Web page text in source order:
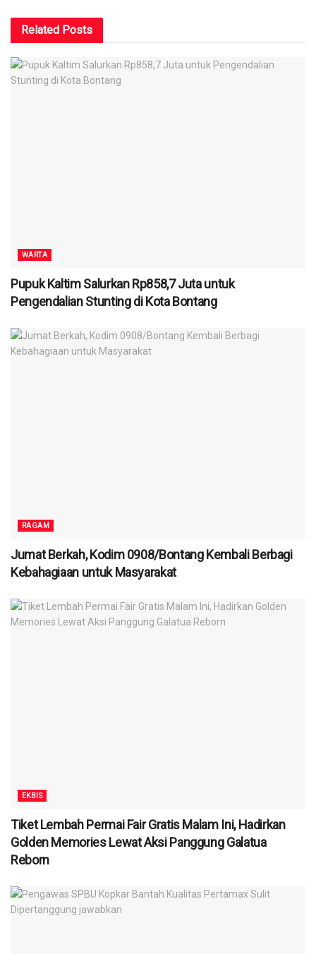
Related Posts
WARTA
Pupuk Kaltim Salurkan Rp858,7 Juta untuk
Pengendalian Stunting di Kota Bontang
RAGAM
Jumat Berkah, Kodim 0908/Bontang Kembali Berbagi
Kebahagiaan untuk Masyarakat
EKBIS
Tiket Lembah Permai Fair Gratis Malam Ini, Hadirkan
Golden Memories Lewat Aksi Panggung Galatua
Reborn